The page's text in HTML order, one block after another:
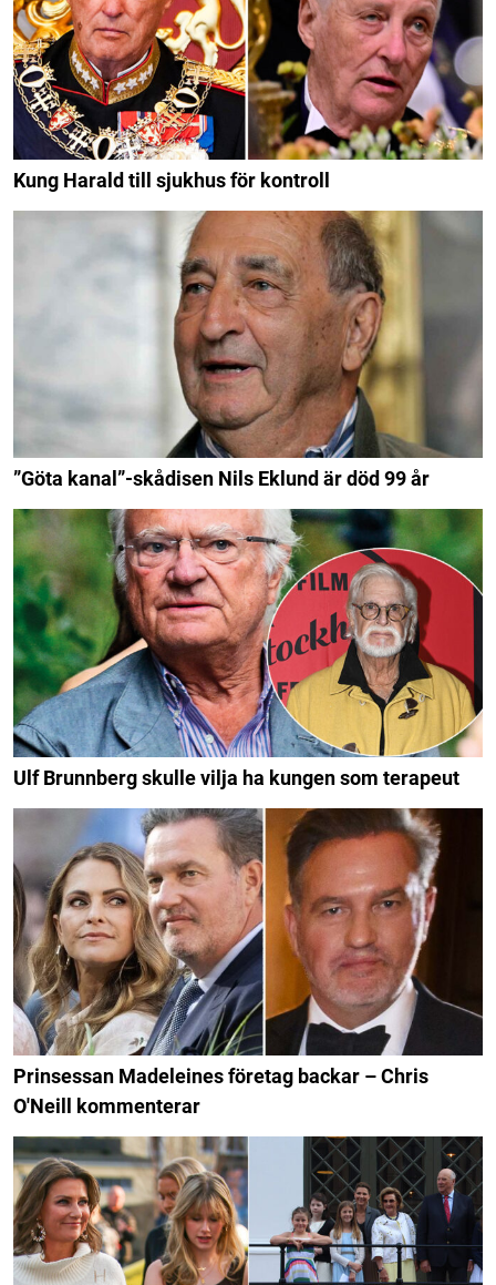
Kung Harald till sjukhus för kontroll
”Göta kanal”-skådisen Nils Eklund är död 99 år
Ulf Brunnberg skulle vilja ha kungen som terapeut
Prinsessan Madeleines företag backar – Chris
O'Neill kommenterar